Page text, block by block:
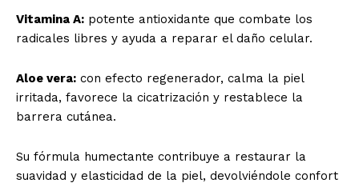
Vitamina A: potente antioxidante que combate los
radicales libres y ayuda a reparar el daño celular.
Aloe vera: con efecto regenerador, calma la piel
irritada, favorece la cicatrización y restablece la
barrera cutánea.
Su fórmula humectante contribuye a restaurar la
suavidad y elasticidad de la piel, devolviéndole confort